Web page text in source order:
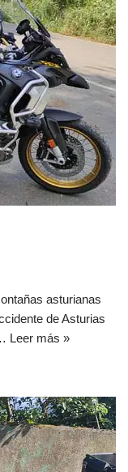
asturianas
de Asturias
Leer más »